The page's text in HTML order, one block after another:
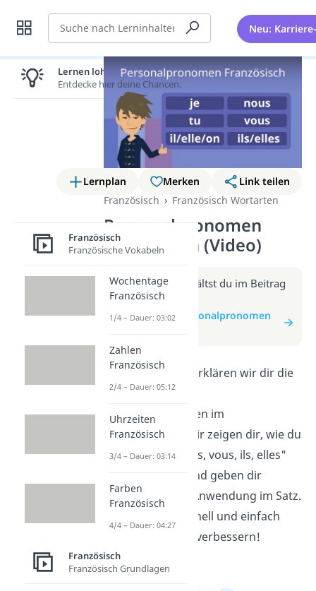
Suche Neu:
Lernplan Merken
Link teilen
Französisch
Französisch Wortarten
Personalpronomen
Französisch (Video)
Weitere Infos erhältst du im Beitrag
zum Video
zum Beitrag: Personalpronomen
In diesem Video erklären wir dir die
Verwendung von
Personalpronomen im
Französischen. Wir zeigen dir, wie du
"je, tu, il, elle, nous, vous, ils, elles"
richtig einsetzt und geben dir
Beispiele für die Anwendung im Satz.
So kannst du schnell und einfach
dein Französisch verbessern!
Lernen lohnt sich!
Entdecke hier deine Chancen.
Französisch
Französische Vokabeln
Wochentage
Französisch
1/4 – Dauer: 03:02
Zahlen
Französisch
2/4 – Dauer: 05:12
Uhrzeiten
Französisch
3/4 – Dauer: 03:14
Farben
Französisch
4/4 – Dauer: 04:27
Französisch
Französisch Grundlagen